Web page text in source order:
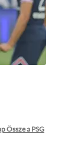
Össze a PSG